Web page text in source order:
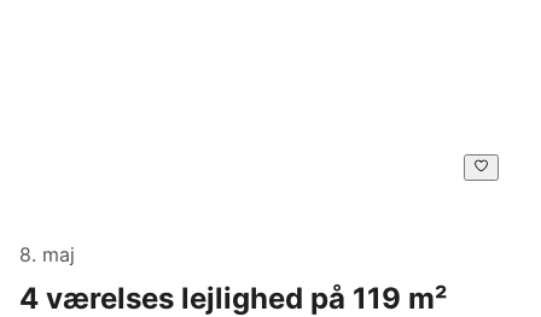
8. maj
4 værelses lejlighed på 119 m²